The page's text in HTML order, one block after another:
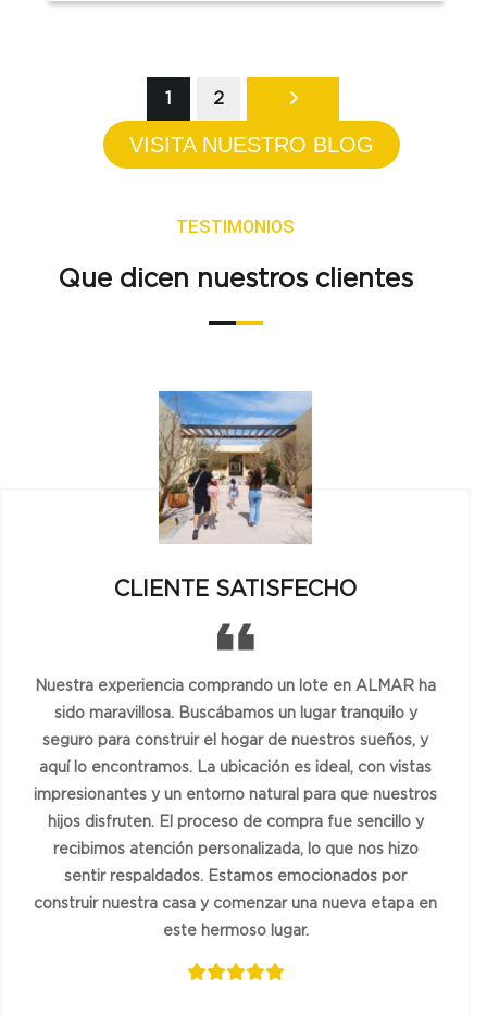
1 2
VISITA NUESTRO BLOG
TESTIMONIOS
Que dicen nuestros clientes
CLIENTE SATISFECHO
Nuestra experiencia comprando un lote en ALMAR ha
sido maravillosa. Buscábamos un lugar tranquilo y
seguro para construir el hogar de nuestros sueños, y
aquí lo encontramos. La ubicación es ideal, con vistas
impresionantes y un entorno natural para que nuestros
hijos disfruten. El proceso de compra fue sencillo y
recibimos atención personalizada, lo que nos hizo
sentir respaldados. Estamos emocionados por
construir nuestra casa y comenzar una nueva etapa en
este hermoso lugar.